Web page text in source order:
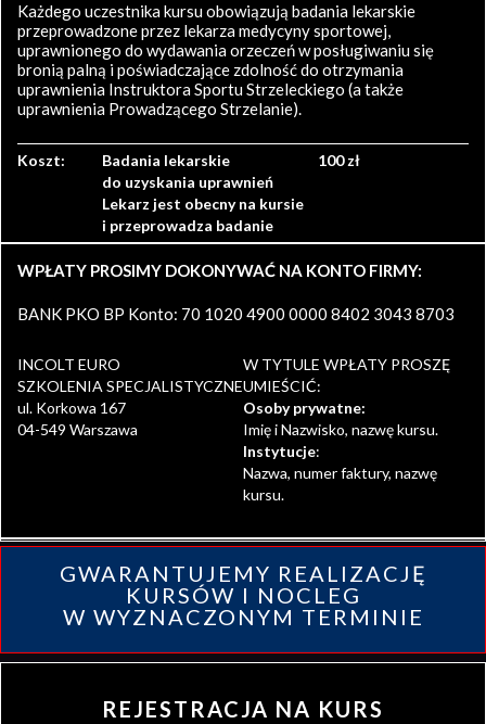
Każdego uczestnika kursu obowiązują badania lekarskie
przeprowadzone przez lekarza medycyny sportowej,
uprawnionego do wydawania orzeczeń w posługiwaniu się
bronią palną i poświadczające zdolność do otrzymania
uprawnienia Instruktora Sportu Strzeleckiego (a także
uprawnienia Prowadzącego Strzelanie).
Koszt:
Badania lekarskie
do uzyskania uprawnień
Lekarz jest obecny na kursie
i przeprowadza badanie
100 zł
WPŁATY PROSIMY DOKONYWAĆ NA KONTO FIRMY:
BANK PKO BP Konto: 70 1020 4900 0000 8402 3043 8703
INCOLT EURO
SZKOLENIA SPECJALISTYCZNE
ul. Korkowa 167
04-549 Warszawa
W TYTULE WPŁATY PROSZĘ
UMIEŚCIĆ:
Osoby prywatne:
Imię i Nazwisko, nazwę kursu.
Instytucje:
Nazwa, numer faktury, nazwę
kursu.
GWARANTUJEMY REALIZACJĘ
KURSÓW I NOCLEG
W WYZNACZONYM TERMINIE
REJESTRACJA NA KURS